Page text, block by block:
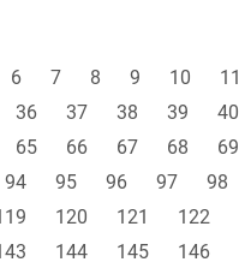
6 7 8 9 10 11
36 37 38 39 40
65 66 67 68 69
94 95 96 97 98
120 121 122
144 145 146